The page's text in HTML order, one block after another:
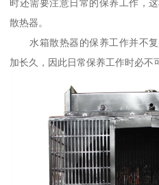
时还需要注意日常的保养工作，
散热器。
水箱散热器的保养工作并不复
加长久，因此日常保养工作时必不